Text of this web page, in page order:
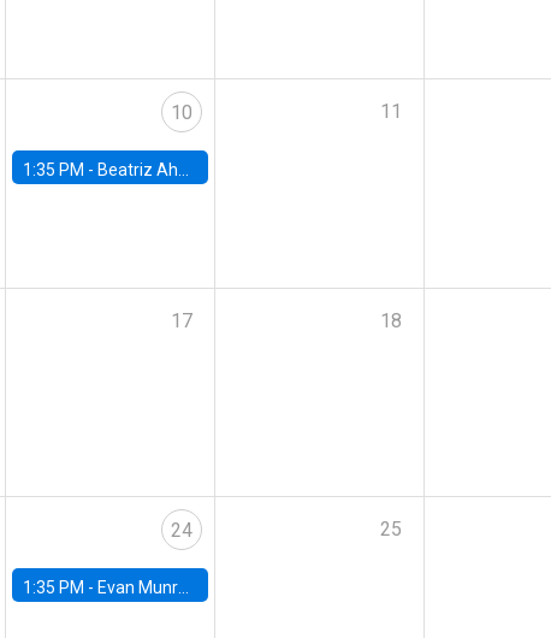
10
1:35 PM - Beatriz Ahumada, PhD candidate, Universidad de Pittsburgh
11
17 18
24
1:35 PM - Evan Munro, Neyman Visiting Assistant Professor in the Department of Statistics at UC Berkeley
25